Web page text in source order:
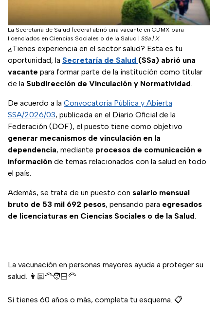
La Secretaría de Salud federal abrió una vacante en CDMX para
licenciados en Ciencias Sociales o de la Salud
SSa | X
¿Tienes experiencia en el sector salud? Esta es tu
oportunidad, la Secretaría de Salud (SSa) abrió una
vacante para formar parte de la institución como titular
de la Subdirección de Vinculación y Normatividad.
De acuerdo a la Convocatoria Pública y Abierta
SSA/2026/03, publicada en el Diario Oficial de la
Federación (DOF), el puesto tiene como objetivo
generar mecanismos de vinculación en la
dependencia, mediante procesos de comunicación e
información de temas relacionados con la salud en todo
el país.
Además, se trata de un puesto con salario mensual
bruto de 53 mil 692 pesos, pensando para egresados
de licenciaturas en Ciencias Sociales o de la Salud.
La vacunación en personas mayores ayuda a proteger su
salud. 👩🏻‍🦳🧑🏻‍🦳
Si tienes 60 años o más, completa tu esquema. 📋